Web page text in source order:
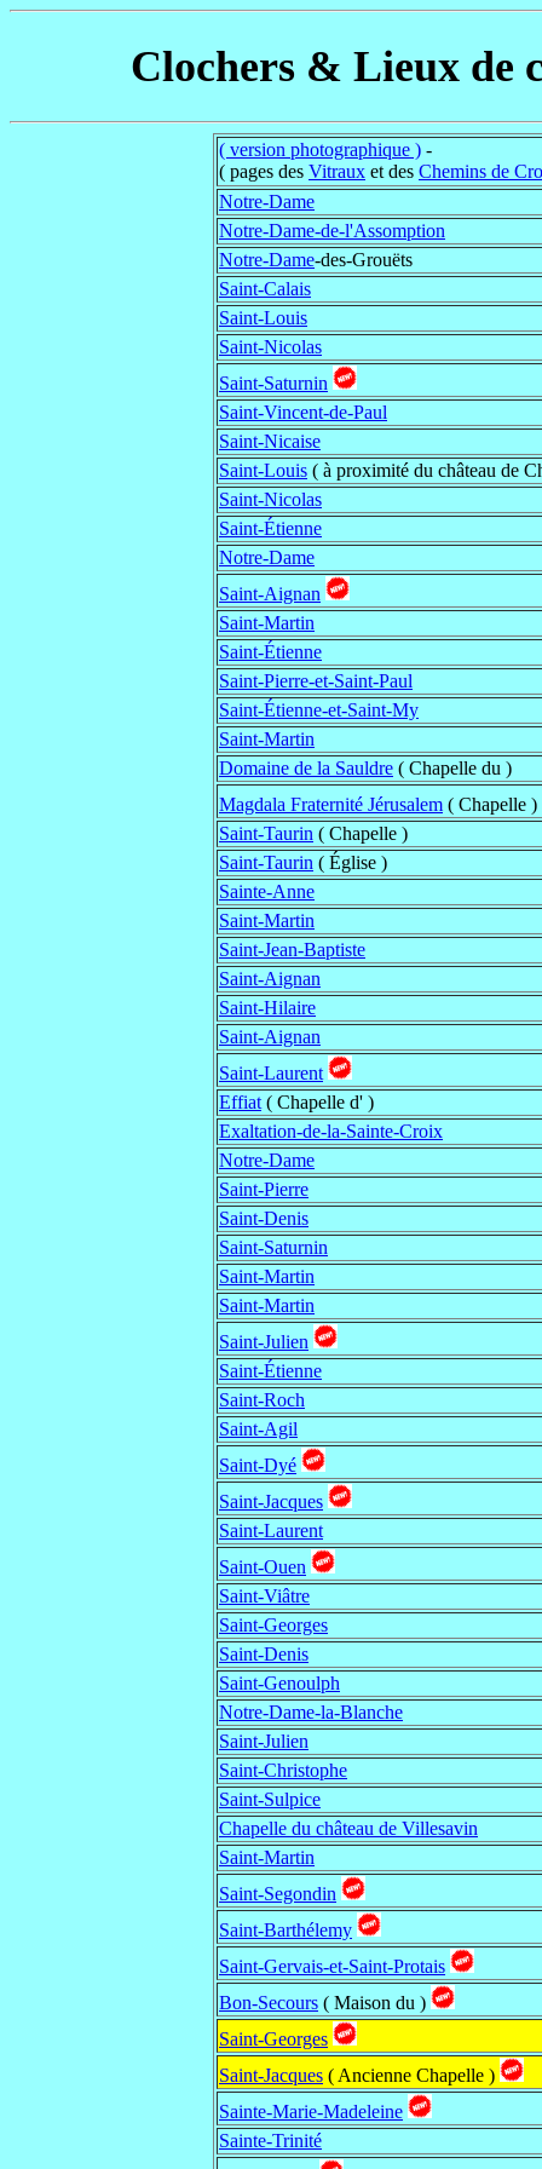
Clochers & Lieux de
( version photographique ) -
( pages des Vitraux et des Chemins de
Notre-Dame
Notre-Dame-de-l'Assomption
Notre-Dame-des-Grouëts
Saint-Calais
Saint-Louis
Saint-Nicolas
Saint-Saturnin
Saint-Vincent-de-Paul
Saint-Nicaise
Saint-Louis ( à proximité du château de
Saint-Nicolas
Saint-Étienne
Notre-Dame
Saint-Aignan
Saint-Martin
Saint-Étienne
Saint-Pierre-et-Saint-Paul
Saint-Étienne-et-Saint-My
Saint-Martin
Domaine de la Sauldre ( Chapelle du )
Magdala Fraternité Jérusalem ( Chapelle )
Saint-Taurin ( Chapelle )
Saint-Taurin ( Église )
Sainte-Anne
Saint-Martin
Saint-Jean-Baptiste
Saint-Aignan
Saint-Hilaire
Saint-Aignan
Saint-Laurent
Effiat ( Chapelle d' )
Exaltation-de-la-Sainte-Croix
Notre-Dame
Saint-Pierre
Saint-Denis
Saint-Saturnin
Saint-Martin
Saint-Martin
Saint-Julien
Saint-Étienne
Saint-Roch
Saint-Agil
Saint-Dyé
Saint-Jacques
Saint-Laurent
Saint-Ouen
Saint-Viâtre
Saint-Georges
Saint-Denis
Saint-Genoulph
Notre-Dame-la-Blanche
Saint-Julien
Saint-Christophe
Saint-Sulpice
Chapelle du château de Villesavin
Saint-Martin
Saint-Segondin
Saint-Barthélemy
Saint-Gervais-et-Saint-Protais
Bon-Secours ( Maison du )
Saint-Georges
Saint-Jacques ( Ancienne Chapelle )
Sainte-Marie-Madeleine
Sainte-Trinité